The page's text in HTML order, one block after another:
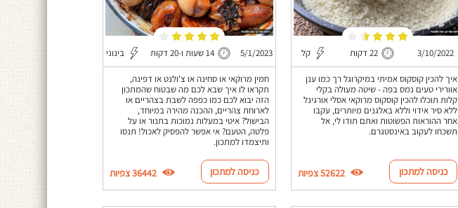
3/10/2022 22 דקות קל
איך להכין קוסקוס אמיתי במיקרוגל רך כמו ענן
אוורירי טעים נמס בפה - שיטה מעולה בקלי
קלות תוכלו להכין קוסקוס מרוקאי אסלי אורגינל
ללא סיר אידוי וללא באלגנים מיותרים, עקבו
אחר ההוראות הפשוטות ואתם תודו לי, אל
תשכחו לעקוב באינסטגרם.
כניסה למתכון 52622 צפיות
5/1/2023 14 שעות ו-20 דקות בינוני
חמין מרוקאי או סחינה או צ'ולנט או דפינה,
תקראו לו איך שבא לכם מה שבטוח שהמתכון
הזה יבוא לכם כמו כפפה לשבת בצהריים או
לארוחת צהריים, ההכנה מהירה במיוחד,
הבישול? איטי במעלות נמוכות בתנור או על
פלטה, הטעם? אי אפשר להפסיק לאכול! תנסו
ותיצמדו למתכון.
כניסה למתכון 36442 צפיות